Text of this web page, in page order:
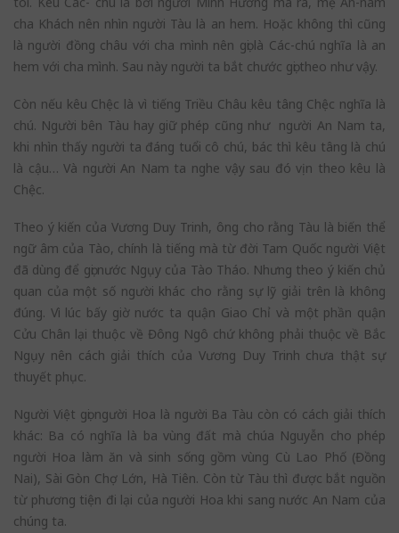
cha Khách nên nhìn người Tàu là an hem. Hoặc không thì cũng
là người đồng châu với cha mình nên gọi là Các-chú nghĩa là an
hem với cha mình. Sau này người ta bắt chước gọi theo như vậy.
Còn nếu kêu Chệc là vì tiếng Triều Châu kêu tâng Chệc nghĩa là
chú. Người bên Tàu hay giữ phép cũng như người An Nam ta,
khi nhìn thấy người ta đáng tuổi cô chú, bác thì kêu tâng là chú
là cậu… Và người An Nam ta nghe vậy sau đó vịn theo kêu là
Chệc.
Theo ý kiến của Vương Duy Trinh, ông cho rằng Tàu là biến thể
ngữ âm của Tào, chính là tiếng mà từ đời Tam Quốc người Việt
đã dùng để gọi nước Ngụy của Tào Tháo. Nhưng theo ý kiến chủ
quan của một số người khác cho rằng sự lỹ giải trên là không
đúng. Vì lúc bấy giờ nước ta quận Giao Chỉ và một phần quận
Cửu Chân lại thuộc về Đông Ngô chứ không phải thuộc về Bắc
Ngụy nên cách giải thích của Vương Duy Trinh chưa thật sự
thuyết phục.
Người Việt gọi người Hoa là người Ba Tàu còn có cách giải thích
khác: Ba có nghĩa là ba vùng đất mà chúa Nguyễn cho phép
người Hoa làm ăn và sinh sống gồm vùng Cù Lao Phố (Đồng
Nai), Sài Gòn Chợ Lớn, Hà Tiên. Còn từ Tàu thì được bắt nguồn
từ phương tiện đi lại của người Hoa khi sang nước An Nam của
chúng ta.